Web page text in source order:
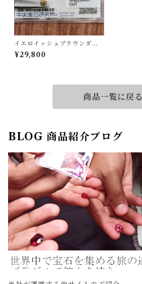
イエロイッシュブラウンダイ
ヤルース【0.427ct】PRO20
5615
¥29,800
商品一覧に戻る
BLOG 商品紹介ブログ